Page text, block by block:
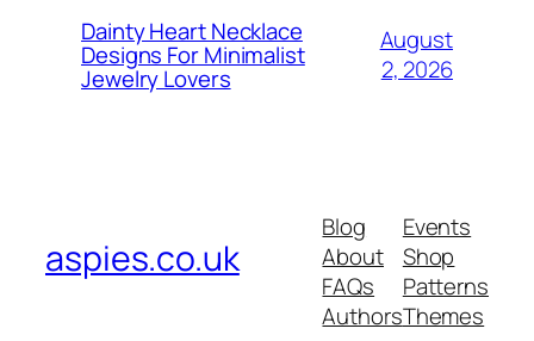
Dainty Heart Necklace
Designs For Minimalist
Jewelry Lovers
August
2, 2026
aspies.co.uk
Blog
About
FAQs
Authors
Events
Shop
Patterns
Themes